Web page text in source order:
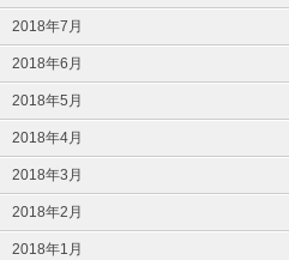
2018年7月
2018年6月
2018年5月
2018年4月
2018年3月
2018年2月
2018年1月